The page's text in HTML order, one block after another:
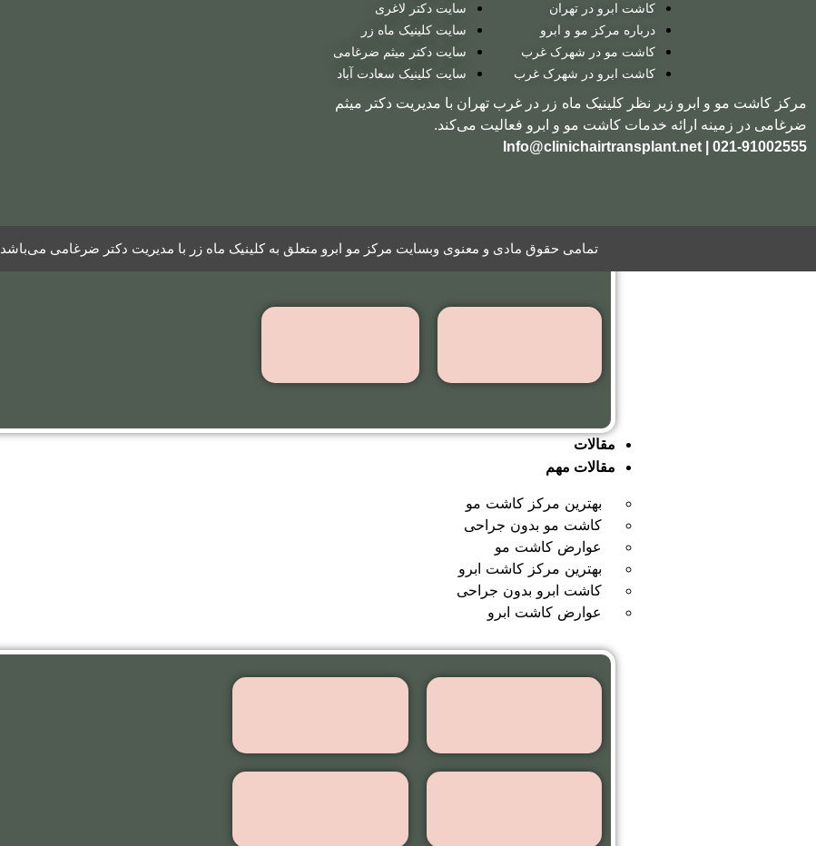
کاشت ابرو
به روش
بایوگرافت
کاشت ابرو
به روش
LHE
کاشت ریش
مقالات
مقالات مهم
بهترین مرکز کاشت مو
کاشت مو بدون جراحی
عوارض کاشت مو
بهترین مرکز کاشت ابرو
کاشت ابرو بدون جراحی
عوارض کاشت ابرو
کاشت ابرو در تهران
درباره مرکز مو و ابرو
کاشت مو در شهرک غرب
کاشت ابرو در شهرک غرب
سایت دکتر لاغری
سایت کلینیک ماه زر
سایت دکتر میثم ضرغامی
سایت کلینیک سعادت آباد
مرکز کاشت مو و ابرو زیر نظر کلینیک ماه زر در غرب تهران با مدیریت دکتر میثم
ضرغامی در زمینه ارائه خدمات کاشت مو و ابرو فعالیت می‌کند.
021-91002555 | Info@clinichairtransplant.net
تمامی حقوق مادی و معنوی وبسایت مرکز مو ابرو متعلق به کلینیک ماه زر با مدیریت دکتر ضرغامی می‌باشد